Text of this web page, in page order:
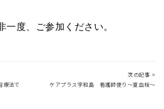
一度、ご参加ください。
療法で
次の記事 >
ケアプラス宇和島 看護師便り～夏血栓～